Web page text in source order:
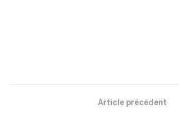
Article précédent